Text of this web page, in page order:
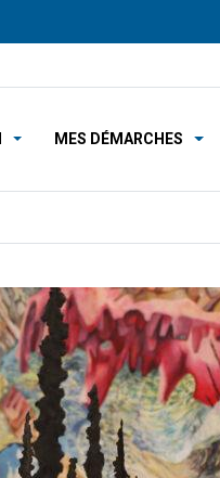
MES DÉMARCHES